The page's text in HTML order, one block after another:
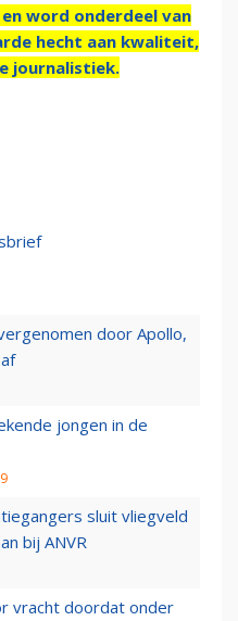
word onderdeel van
hecht aan kwaliteit,
journalistiek.
door Apollo,
jongen in de
sluit vliegveld
bij ANVR
vracht doordat onder